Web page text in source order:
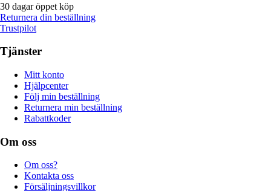
30 dagar öppet köp
Returnera din beställning
Trustpilot
Tjänster
Mitt konto
Hjälpcenter
Följ min beställning
Returnera min beställning
Rabattkoder
Om oss
Om oss?
Kontakta oss
Försäljningsvillkor